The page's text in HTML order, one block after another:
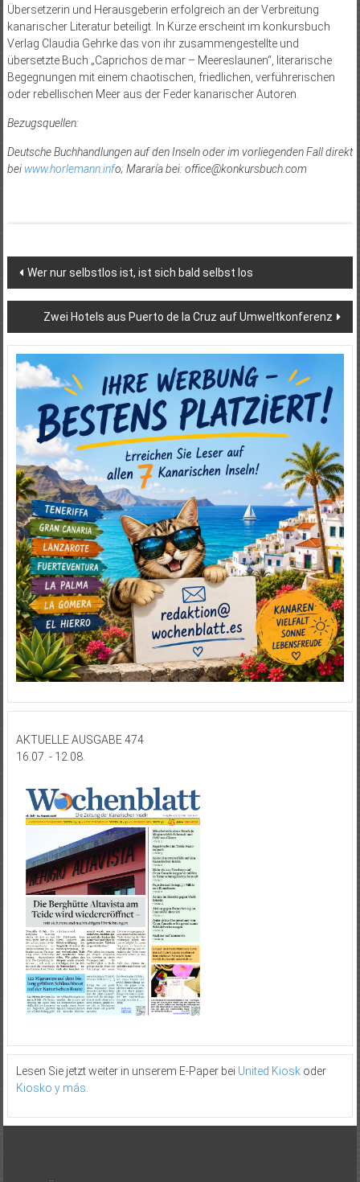
Übersetzerin und Herausgeberin erfolgreich an der Verbreitung
kanarischer Literatur beteiligt. In Kürze erscheint im konkursbuch
Verlag Claudia Gehrke das von ihr zusammengestellte und
übersetzte Buch „Caprichos de mar – Meereslaunen“, literarische
Begegnungen mit einem chaotischen, friedlichen, verführerischen
oder rebellischen Meer aus der Feder kanarischer Autoren.
Bezugsquellen:
Deutsche Buchhandlungen auf den Inseln oder im vorliegenden Fall direkt
bei www.horlemann.info; Mararía bei:office@konkursbuch.com
Beitragsnavigation
Wer nur selbstlos ist, ist sich bald selbst los
Zwei Hotels aus Puerto de la Cruz auf Umweltkonferenz
AKTUELLE AUSGABE 474
16.07. - 12.08.
Lesen Sie jetzt weiter in unserem E-Paper bei United Kioskoder
Kiosko y más